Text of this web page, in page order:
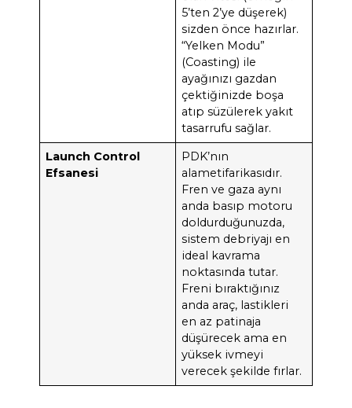
5’ten 2’ye düşerek)
sizden önce hazırlar.
“Yelken Modu”
(Coasting) ile
ayağınızı gazdan
çektiğinizde boşa
atıp süzülerek yakıt
tasarrufu sağlar.
Launch Control
Efsanesi
PDK’nın
alametifarikasıdır.
Fren ve gaza aynı
anda basıp motoru
doldurduğunuzda,
sistem debriyajı en
ideal kavrama
noktasında tutar.
Freni bıraktığınız
anda araç, lastikleri
en az patinaja
düşürecek ama en
yüksek ivmeyi
verecek şekilde fırlar.